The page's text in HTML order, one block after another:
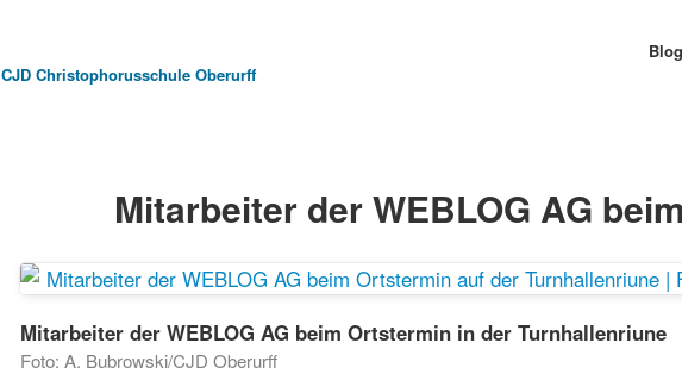
CJD Christophorusschule Oberurff
Blog
Mitarbeiter der WEBLOG AG
Mitarbeiter der WEBLOG AG beim Ortstermin in der Turnhallenriune
Foto: A. Bubrowski/CJD Oberurff